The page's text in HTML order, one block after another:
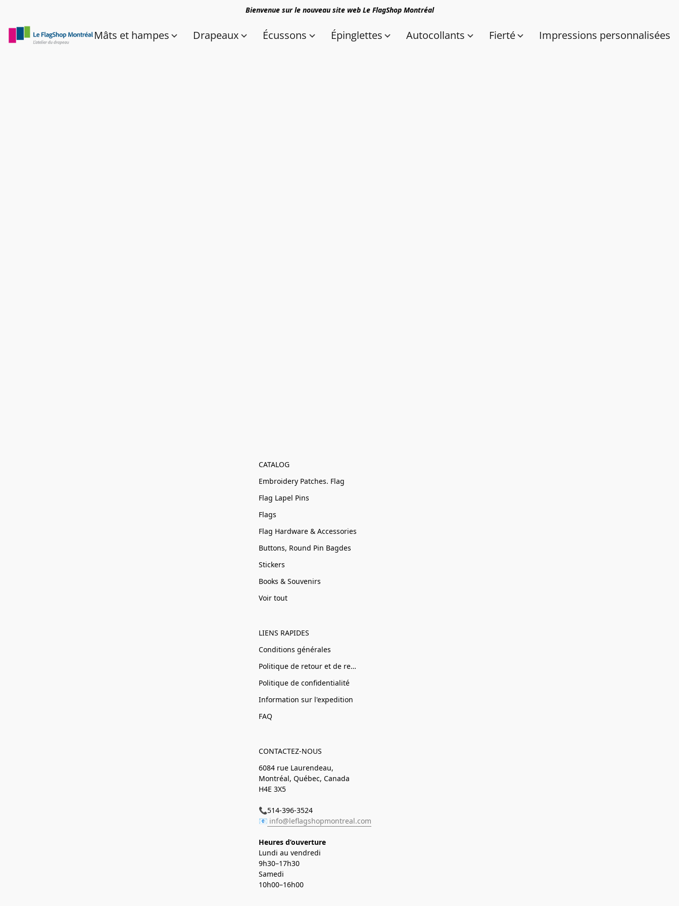
Bienvenue sur le nouveau site web Le FlagShop Montréal
Mâts et hampes Drapeaux Écussons Épinglettes Autocollants Fierté Impressions personnalisées
CATALOG
Embroidery Patches. Flag
Flag Lapel Pins
Flags
Flag Hardware & Accessories
Buttons, Round Pin Bagdes
Stickers
Books & Souvenirs
Voir tout
LIENS RAPIDES
Conditions générales
Politique de retour et de remboursement
Politique de confidentialité
Information sur l'expedition
FAQ
CONTACTEZ-NOUS
6084 rue Laurendeau,
Montréal, Québec, Canada
H4E 3X5
📞514-396-3524
📧 info@leflagshopmontreal.com
Heures d’ouverture
Lundi au vendredi
9h30–17h30
Samedi
10h00–16h00